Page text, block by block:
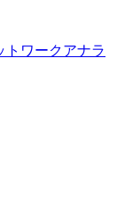
トワークアナラ